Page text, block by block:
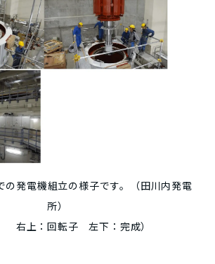
の発電機組立の様子です。（田川内発電
所）
右上：回転子 左下：完成）